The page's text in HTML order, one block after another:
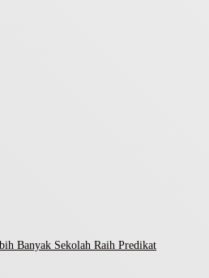
Banyak Sekolah Raih Predikat